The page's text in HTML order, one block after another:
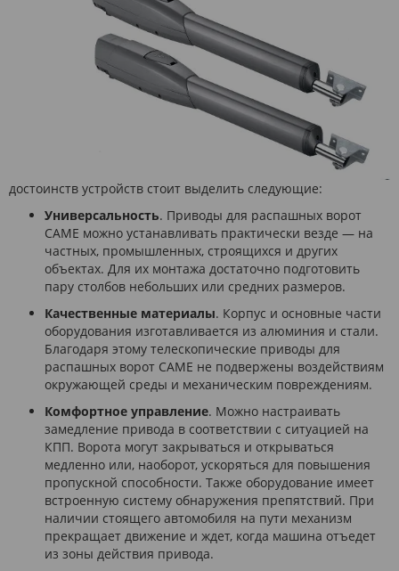
достоинств устройств стоит выделить следующие:
Универсальность. Приводы для распашных ворот
CAME можно устанавливать практически везде — на
частных, промышленных, строящихся и других
объектах. Для их монтажа достаточно подготовить
пару столбов небольших или средних размеров.
Качественные материалы. Корпус и основные части
оборудования изготавливается из алюминия и стали.
Благодаря этому телескопические приводы для
распашных ворот CAME не подвержены воздействиям
окружающей среды и механическим повреждениям.
Комфортное управление. Можно настраивать
замедление привода в соответствии с ситуацией на
КПП. Ворота могут закрываться и открываться
медленно или, наоборот, ускоряться для повышения
пропускной способности. Также оборудование имеет
встроенную систему обнаружения препятствий. При
наличии стоящего автомобиля на пути механизм
прекращает движение и ждет, когда машина отъедет
из зоны действия привода.